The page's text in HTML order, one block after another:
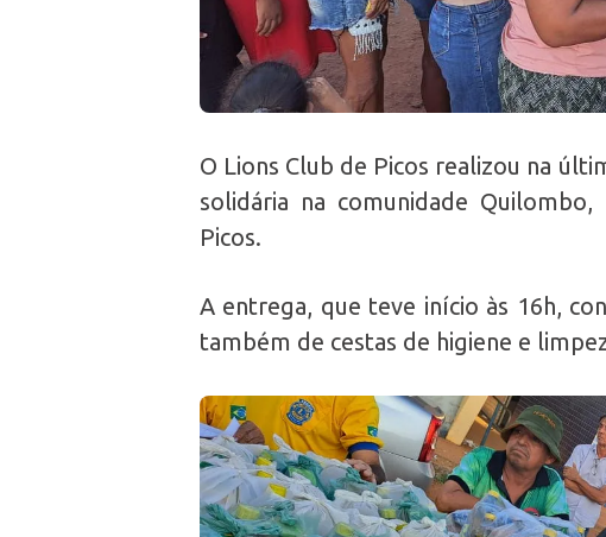
O Lions Club de Picos realizou na
solidária na comunidade
Picos.
A entrega, que teve início às 16h,
também de cestas de higiene e